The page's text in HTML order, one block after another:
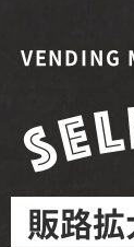
VENDING
販路拡